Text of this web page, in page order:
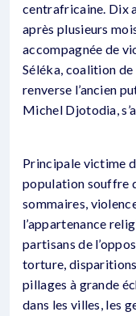
centrafricaine. Dix
après plusieurs
accompagnée de
Séléka, coalition
renverse l’ancien
Michel Djotodia,
Principale victime
population souffre
sommaires,
l’appartenance
partisans de
torture,
pillages à grande
dans les villes, les